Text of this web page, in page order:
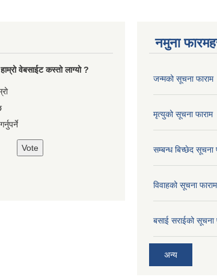
वेबसाईट कस्तो लाग्यो ?
नमुना
जन्मको सूचना फाराम
मृत्युको सूचना फाराम
सम्बन्ध बिच्छेद सूचना
विवाहको सूचना फाराम
बसाई सराईको सूचना
अन्य